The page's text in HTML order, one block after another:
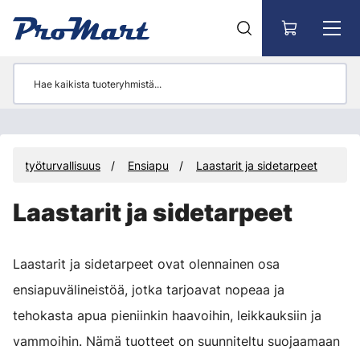
ja työturvallisuus Ensiapu Laastarit ja sidetarpeet
Laastarit ja sidetarpeet
Laastarit ja sidetarpeet ovat olennainen osa
ensiapuvälineistöä, jotka tarjoavat nopeaa ja
tehokasta apua pieniinkin haavoihin, leikkauksiin ja
vammoihin. Nämä tuotteet on suunniteltu suojaamaan